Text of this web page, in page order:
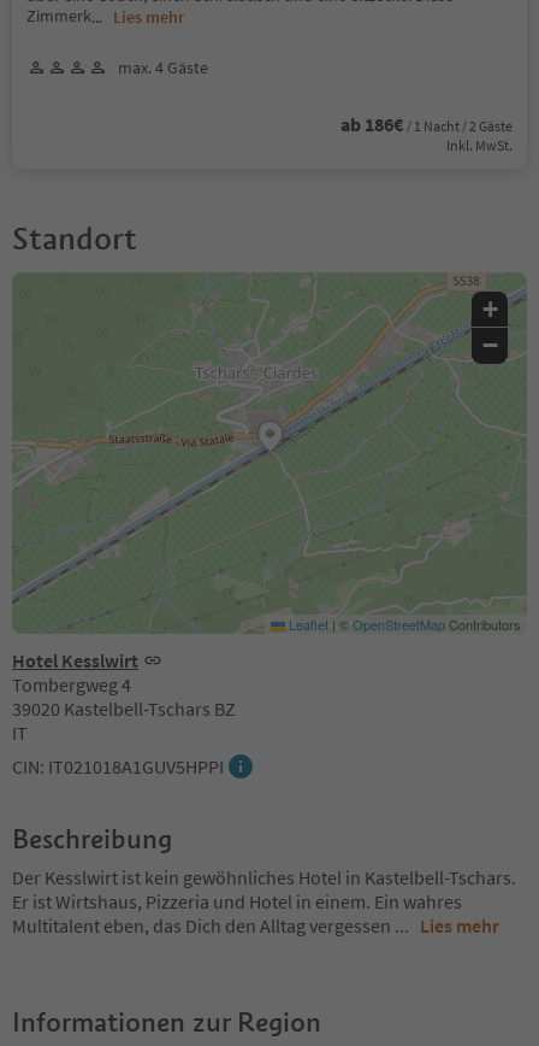
Zimmerk... Lies mehr
max. 4 Gäste
ab 186€ / 1 Nacht / 2 Gäste
Inkl. MwSt.
Standort
Hotel Kesslwirt
Tombergweg 4
39020 Kastelbell-Tschars BZ
IT
CIN: IT021018A1GUV5HPPI
+
−
Leaflet | ©OpenStreetMapContributors
Beschreibung
Der Kesslwirt ist kein gewöhnliches Hotel in Kastelbell-Tschars.
Er ist Wirtshaus, Pizzeria und Hotel in einem. Ein wahres
Multitalent eben, das Dich den Alltag vergessen ... Lies mehr
Informationen zur Region